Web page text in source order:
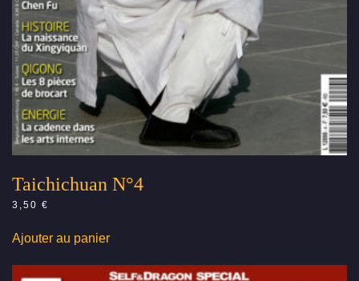
Taichichuan N°4
3,50 €
Ajouter au panier